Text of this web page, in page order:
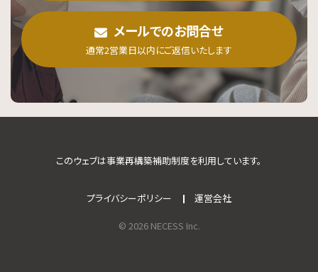
メールでのお問合せ
通常2営業日以内にご返信いたします
このウェブは事業再構築補助制度を利用しています。
プライバシーポリシー 運営会社
© 2026 NECESS Inc.